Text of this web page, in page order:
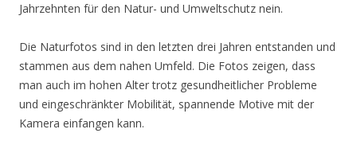
Jahrzehnten für den Natur- und Umweltschutz nein.
Die Naturfotos sind in den letzten drei Jahren entstanden und
stammen aus dem nahen Umfeld. Die Fotos zeigen, dass
man auch im hohen Alter trotz gesundheitlicher Probleme
und eingeschränkter Mobilität, spannende Motive mit der
Kamera einfangen kann.